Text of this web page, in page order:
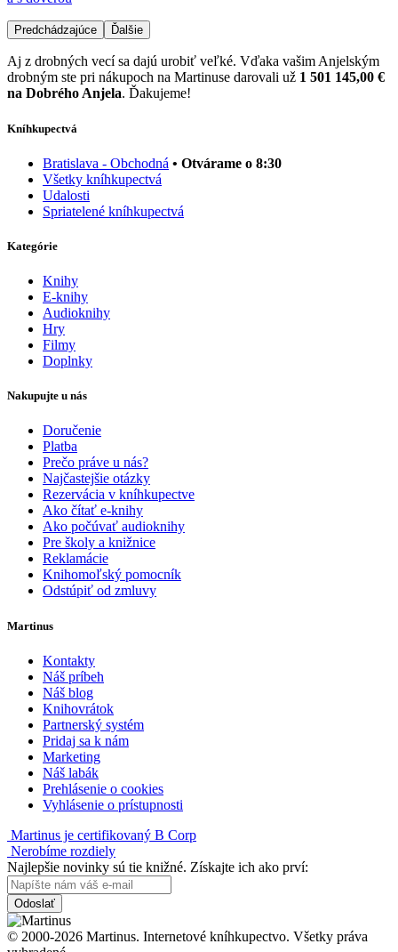
Predchádzajúce Ďalšie
Aj z drobných vecí sa dajú urobiť veľké. Vďaka vašim Anjelským
drobným ste pri nákupoch na Martinuse darovali už 1 501 145,00 €
na Dobrého Anjela. Ďakujeme!
Kníhkupectvá
Bratislava - Obchodná • Otvárame o 8:30
Všetky kníhkupectvá
Udalosti
Spriatelené kníhkupectvá
Kategórie
Knihy
E-knihy
Audioknihy
Hry
Filmy
Doplnky
Nakupujte u nás
Doručenie
Platba
Prečo práve u nás?
Najčastejšie otázky
Rezervácia v kníhkupectve
Ako čítať e-knihy
Ako počúvať audioknihy
Pre školy a knižnice
Reklamácie
Knihomoľský pomocník
Odstúpiť od zmluvy
Martinus
Kontakty
Náš príbeh
Náš blog
Knihovrátok
Partnerský systém
Pridaj sa k nám
Marketing
Náš labák
Prehlásenie o cookies
Vyhlásenie o prístupnosti
Martinus je certifikovaný B Corp
Nerobíme rozdiely
Najlepšie novinky sú tie knižné. Získajte ich ako prví:
Odoslať
© 2000-2026 Martinus. Internetové kníhkupectvo. Všetky práva